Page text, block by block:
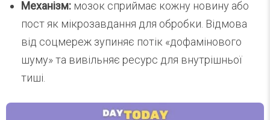
Механізм: мозок сприймає кожну новину або
пост як мікрозавдання для обробки. Відмова
від соцмереж зупиняє потік «дофамінового
шуму» та вивільняє ресурс для внутрішньої
тиші.